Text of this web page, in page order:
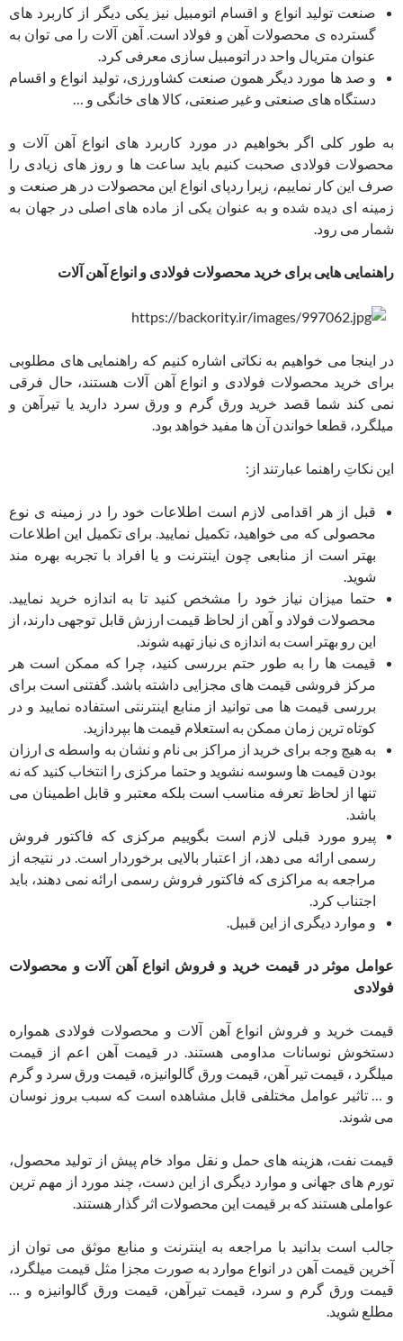
صنعت تولید انواع و اقسام اتومبیل نیز یکی دیگر از کاربرد های
گسترده ی محصولات آهن و فولاد است. آهن آلات را می توان به
عنوان متریال واحد در اتومبیل سازی معرفی کرد.
و صد ها مورد دیگر همون صنعت کشاورزی، تولید انواع و اقسام
دستگاه های صنعتی و غیر صنعتی، کالا های خانگی و …
به طور کلی اگر بخواهیم در مورد کاربرد های انواع آهن آلات و
محصولات فولادی صحبت کنیم باید ساعت ها و روز های زیادی را
صرف این کار نماییم، زیرا ردپای انواع این محصولات در هر صنعت و
زمینه ای دیده شده و به عنوان یکی از ماده های اصلی در جهان به
شمار می رود.
راهنمایی هایی برای خرید محصولات فولادی و انواع آهن آلات
در اینجا می خواهیم به نکاتی اشاره کنیم که راهنمایی های مطلوبی
برای خرید محصولات فولادی و انواع آهن آلات هستند، حال فرقی
نمی کند شما قصد خرید ورق گرم و ورق سرد دارید یا تیرآهن و
میلگرد، قطعا خواندن آن ها مفید خواهد بود.
این نکاتِ راهنما عبارتند از:
قبل از هر اقدامی لازم است اطلاعات خود را در زمینه ی نوع
محصولی که می خواهید، تکمیل نمایید. برای تکمیل این اطلاعات
بهتر است از منابعی چون اینترنت و یا افراد با تجربه بهره مند
شوید.
حتما میزان نیاز خود را مشخص کنید تا به اندازه خرید نمایید.
محصولات فولاد و آهن از لحاظ قیمت ارزش قابل توجهی دارند، از
این رو بهتر است به اندازه ی نیاز تهیه شوند.
قیمت ها را به طور حتم بررسی کنید، چرا که ممکن است هر
مرکز فروشی قیمت های مجزایی داشته باشد. گفتنی است برای
بررسی قیمت ها می توانید از منابع اینترنتی استفاده نمایید و در
کوتاه ترین زمان ممکن به استعلام قیمت ها بپردازید.
به هیچ وجه برای خرید از مراکز بی نام و نشان به واسطه ی ارزان
بودن قیمت ها وسوسه نشوید و حتما مرکزی را انتخاب کنید که نه
تنها از لحاظ تعرفه مناسب است بلکه معتبر و قابل اطمینان می
باشد.
پیرو مورد قبلی لازم است بگوییم مرکزی که فاکتور فروش
رسمی ارائه می دهد، از اعتبار بالایی برخوردار است. در نتیجه از
مراجعه به مراکزی که فاکتور فروش رسمی ارائه نمی دهند، باید
اجتناب کرد.
و موارد دیگری از این قبیل.
عوامل موثر در قیمت خرید و فروش انواع آهن آلات و محصولات
فولادی
قیمت خرید و فروش انواع آهن آلات و محصولات فولادی همواره
دستخوش نوسانات مداومی هستند. در قیمت آهن اعم از قیمت
ميلگرد ، قیمت تیر آهن، قیمت ورق گالوانیزه، قیمت ورق سرد و گرم
و … تاثیر عوامل مختلفی قابل مشاهده است که سبب بروز نوسان
می شوند‌.
قیمت نفت، هزینه های حمل و نقل مواد خام پیش از تولید محصول،
تورم های جهانی و موارد دیگری از این دست، چند مورد از مهم ترین
عواملی هستند که بر قیمت این محصولات اثر گذار هستند.
جالب است بدانید با مراجعه به اینترنت و منابع موثق می توان از
آخرین قیمت آهن در انواع موارد به صورت مجزا مثل قیمت ميلگرد،
قیمت ورق گرم و سرد، قیمت تیرآهن، قیمت ورق گالوانیزه و …
مطلع شوید.